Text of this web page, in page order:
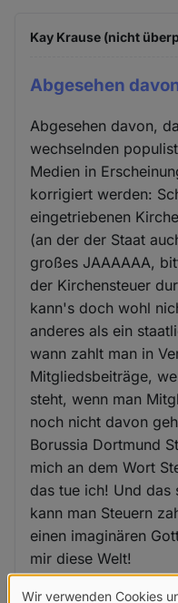
Kay Krause (nicht
Abgesehen
Abgesehen davon,
wechselnden
Medien in
korrigiert werden:
eingetriebenen
(an der der Staat
großes JAAAAAA,
der Kirchensteuer
kann's doch wohl
anderes als ein
wann zahlt man in
Mitgliedsbeiträge,
steht, wenn man
noch nicht davon
Borussia Dortmund
mich an dem Wort
das tue ich! Und das
kann man Steuern
einen imaginären
mir diese Welt!
Wir verwenden Cookies